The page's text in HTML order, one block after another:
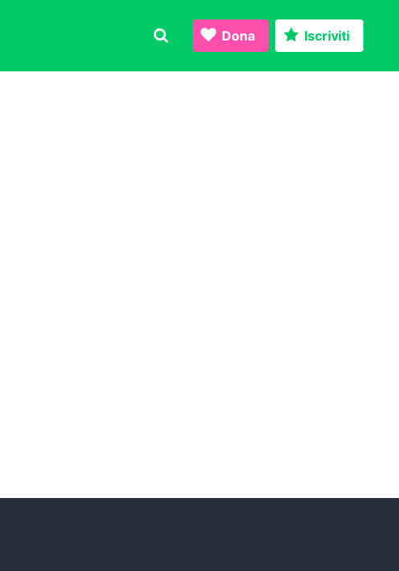
Dona Iscriviti